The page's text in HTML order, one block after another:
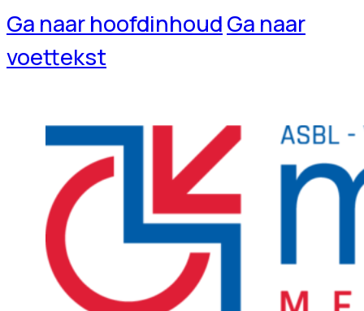
Ga naar hoofdinhoudGa naar
voettekst